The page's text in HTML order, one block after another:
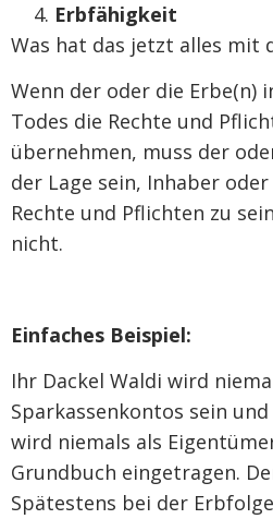
Erbfähigkeit
Was hat das jetzt alles mit
Wenn der oder die Erbe(n)
Todes die Rechte und
übernehmen, muss der
der Lage sein, Inhaber
Rechte und Pflichten zu
nicht.
Einfaches Beispiel:
Ihr Dackel Waldi wird
Sparkassenkontos sein
wird niemals als
Grundbuch eingetragen.
Spätestens bei der